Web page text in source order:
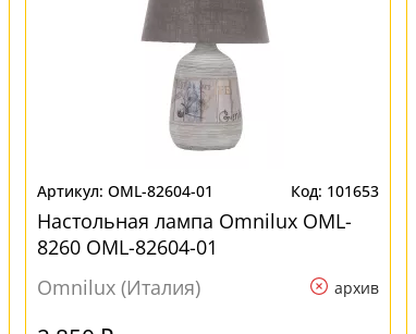
OML-82604-01 101653
Настольная лампа Omnilux OML-
8260 OML-82604-01
Omnilux (Италия)
архив